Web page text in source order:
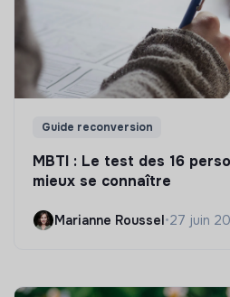
Guide reconversion
MBTI : Le test des 16
mieux se connaître
Marianne Roussel•27 juin